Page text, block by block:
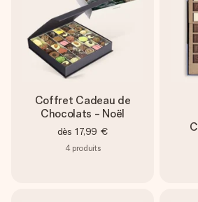
Coffret Cadeau de
Chocolats - Noël
dès 17,99 €
4 produits